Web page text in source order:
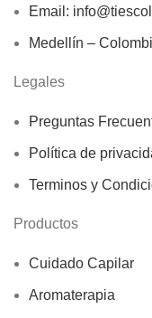
Email:
Medellín –
Legales
Preguntas
Política de
Terminos y
Productos
Cuidado Capilar
Aromaterapia